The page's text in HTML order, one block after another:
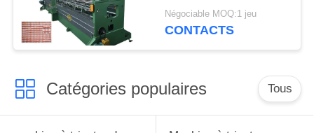
négatif a laissé le
système
Négociable MOQ:1 jeu
CONTACTS
Catégories populaires Tous